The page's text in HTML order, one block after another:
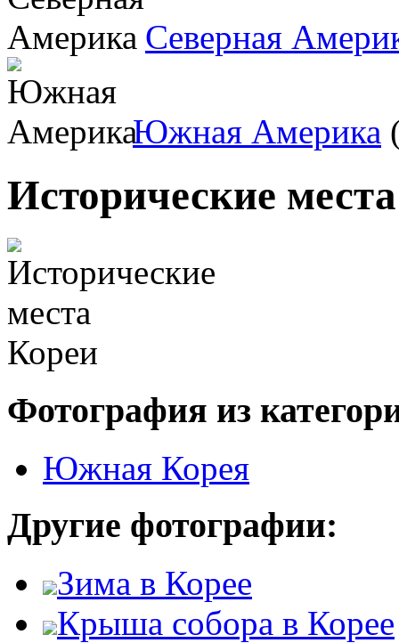
Северная
Южная Америка
Исторические
Фотография из
Южная Корея
Другие фотографии:
Зима в Корее
Крыша собора в Корее